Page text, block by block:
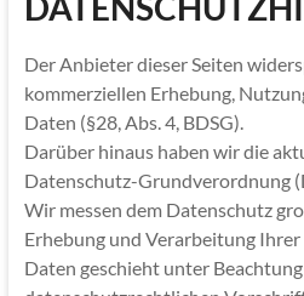
Der Anbieter dieser Seiten
kommerziellen Erhebung,
Daten (§28, Abs. 4, BDSG).
Darüber hinaus haben wir die
Datenschutz-Grundverordnung
Wir messen dem Datenschutz
Erhebung und Verarbeitung
Daten geschieht unter